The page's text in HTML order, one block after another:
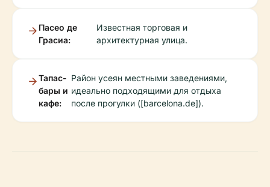
Пасео де
Грасиа:
Известная торговая и
архитектурная улица.
Тапас-
бары и
кафе:
Район усеян местными заведениями,
идеально подходящими для отдыха
после прогулки ([barcelona.de]).